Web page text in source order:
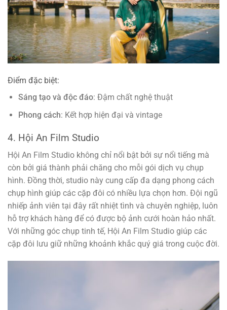
Điểm đặc biệt:
Sáng tạo và độc đáo: Đậm chất nghệ thuật
Phong cách: Kết hợp hiện đại và vintage
4. Hội An Film Studio
Hội An Film Studio không chỉ nổi bật bởi sự nổi tiếng mà
còn bởi giá thành phải chăng cho mỗi gói dịch vụ chụp
hình. Đồng thời, studio này cung cấp đa dạng phong cách
chụp hình giúp các cặp đôi có nhiều lựa chọn hơn. Đội ngũ
nhiếp ảnh viên tại đây rất nhiệt tình và chuyên nghiệp, luôn
hỗ trợ khách hàng để có được bộ ảnh cưới hoàn hảo nhất.
Với những góc chụp tinh tế, Hội An Film Studio giúp các
cặp đôi lưu giữ những khoảnh khắc quý giá trong cuộc đời.